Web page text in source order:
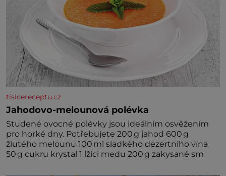
tisicereceptu.cz
Jahodovo-melounová polévka
Studené ovocné polévky jsou ideálním osvěžením
pro horké dny. Potřebujete 200 g jahod 600 g
žlutého melounu 100 ml sladkého dezertního vína
50 g cukru krystal 1 lžíci medu 200 g zakysané sm